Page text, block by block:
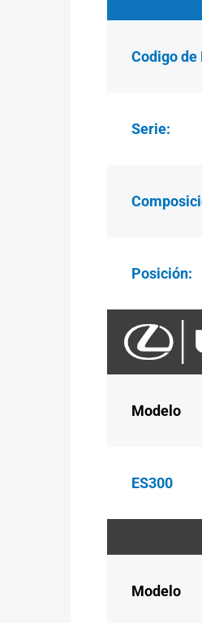
Codigo de
Serie:
Posición:
Modelo
ES300
Modelo